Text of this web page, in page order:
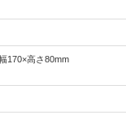
170×高さ80mm